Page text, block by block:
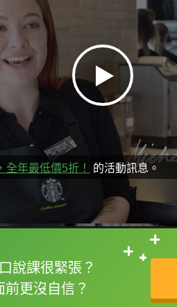
全年最低價5折！ 的活動訊息。
說課很緊張？
前更沒自信？
框選或點兩下字幕可以直接查字